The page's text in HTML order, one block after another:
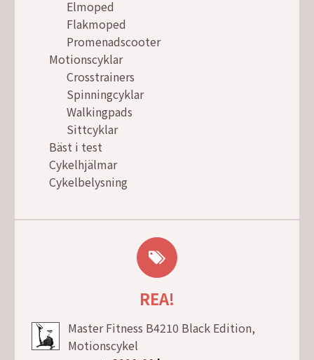
Elmoped
Flakmoped
Promenadscooter
Motionscyklar
Crosstrainers
Spinningcyklar
Walkingpads
Sittcyklar
Bäst i test
Cykelhjälmar
Cykelbelysning
REA!
Master Fitness B4210 Black Edition,
Motionscykel